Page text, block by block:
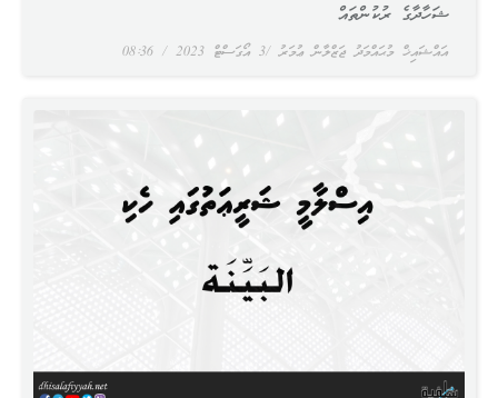
އައްޝައިޚް މުޙައްމަދު ޖަޒްލާން ޢުމަރު 3 އޯގަސްޓް 2023
ޝަހާދާގެ ރުކުންތައް